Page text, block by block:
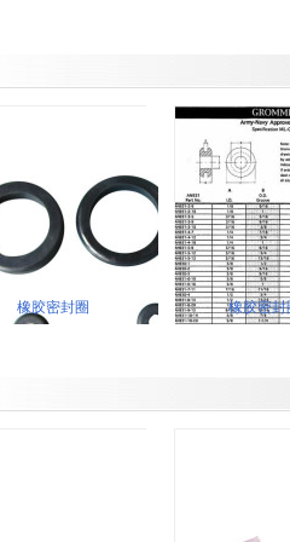
橡胶密封圈 橡胶密封